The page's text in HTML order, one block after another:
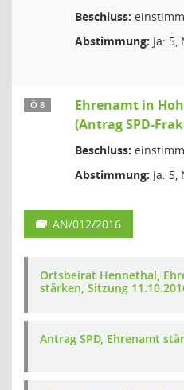
Beschluss:
Abstimmung: Ja:
Ö 8
Ehrenamt in
(Antrag SPD-
Beschluss:
Abstimmung: Ja:
AN/012/2016
Ortsbeirat Hennethal,
stärken, Sitzung
Antrag SPD, Ehrenamt